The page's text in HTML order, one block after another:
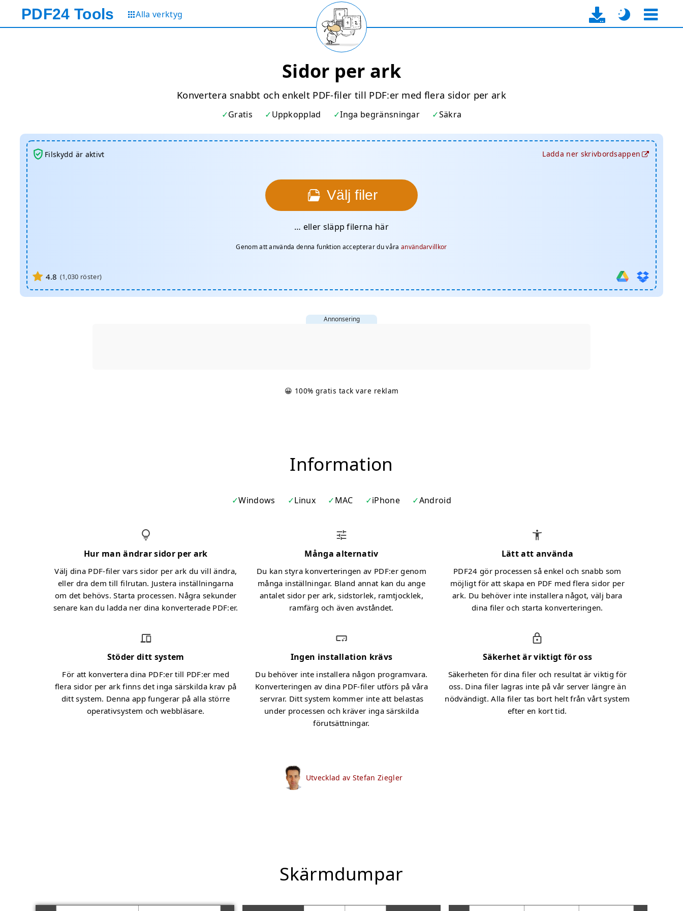
PDF24 Tools Alla verktyg
Sidor per ark
Konvertera snabbt och enkelt PDF-filer till PDF:er med flera sidor per ark
Gratis Uppkopplad Inga begränsningar Säkra
Välj filer
… eller släpp filerna här
Genom att använda denna funktion accepterar du våra användarvillkor
4.8 (1,030 röster)
Ladda ner skrivbordsappen
Filskydd är aktivt
Annonsering
😀 100% gratis tack vare reklam
Information
Windows Linux MAC iPhone Android
Hur man ändrar sidor per ark
Välj dina PDF-filer vars sidor per ark du vill ändra,
eller dra dem till filrutan. Justera inställningarna
om det behövs. Starta processen. Några sekunder
senare kan du ladda ner dina konverterade PDF:er.
Många alternativ
Du kan styra konverteringen av PDF:er genom
många inställningar. Bland annat kan du ange
antalet sidor per ark, sidstorlek, ramtjocklek,
ramfärg och även avståndet.
Lätt att använda
PDF24 gör processen så enkel och snabb som
möjligt för att skapa en PDF med flera sidor per
ark. Du behöver inte installera något, välj bara
dina filer och starta konverteringen.
Stöder ditt system
För att konvertera dina PDF:er till PDF:er med
flera sidor per ark finns det inga särskilda krav på
ditt system. Denna app fungerar på alla större
operativsystem och webbläsare.
Ingen installation krävs
Du behöver inte installera någon programvara.
Konverteringen av dina PDF-filer utförs på våra
servrar. Ditt system kommer inte att belastas
under processen och kräver inga särskilda
förutsättningar.
Säkerhet är viktigt för oss
Säkerheten för dina filer och resultat är viktig för
oss. Dina filer lagras inte på vår server längre än
nödvändigt. Alla filer tas bort helt från vårt system
efter en kort tid.
Utvecklad av Stefan Ziegler
Skärmdumpar